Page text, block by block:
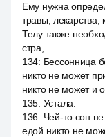
Ему нужна
травы,
Телу также
стра,
134: Бессонница
никто не может
никто не может и
135: Устала.
136: Чей-то сон
едой никто не